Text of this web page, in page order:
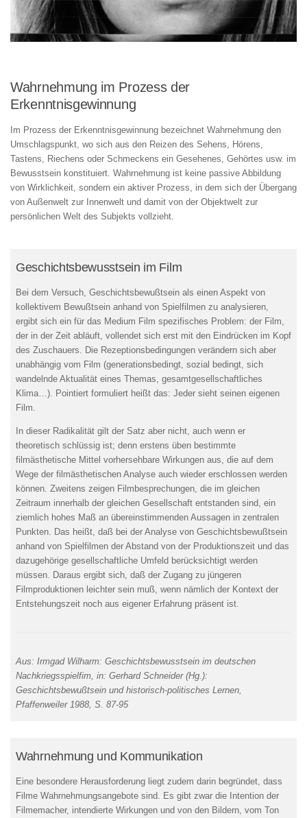
Wahrnehmung im Prozess der
Erkenntnisgewinnung
Im Prozess der Erkenntnisgewinnung bezeichnet Wahrnehmung den
Umschlagspunkt, wo sich aus den Reizen des Sehens, Hörens,
Tastens, Riechens oder Schmeckens ein Gesehenes, Gehörtes usw. im
Bewusstsein konstituiert. Wahrnehmung ist keine passive Abbildung
von Wirklichkeit, sondern ein aktiver Prozess, in dem sich der Übergang
von Außenwelt zur Innenwelt und damit von der Objektwelt zur
persönlichen Welt des Subjekts vollzieht.
Geschichtsbewusstsein im Film
Bei dem Versuch, Geschichtsbewußtsein als einen Aspekt von
kollektivem Bewußtsein anhand von Spielfilmen zu analysieren,
ergibt sich ein für das Medium Film spezifisches Problem: der Film,
der in der Zeit abläuft, vollen­det sich erst mit den Eindrücken im Kopf
des Zuschauers. Die Rezeptionsbe­dingungen verändern sich aber
unabhängig vom Film (generationsbedingt, sozial bedingt, sich
wandelnde Aktualität eines Themas, gesamtgesellschaftli­ches
Klima…). Pointiert formuliert heißt das: Jeder sieht seinen eigenen
Film.
In dieser Radikalität gilt der Satz aber nicht, auch wenn er
theoretisch schlüssig ist; denn erstens üben bestimmte
filmästhetische Mittel vorherseh­bare Wirkungen aus, die auf dem
Wege der filmästhetischen Analyse auch wieder erschlossen werden
können. Zweitens zeigen Filmbesprechungen, die im gleichen
Zeitraum innerhalb der gleichen Gesellschaft entstanden sind, ein
ziemlich hohes Maß an übereinstimmenden Aussagen in zentralen
Punk­ten. Das heißt, daß bei der Analyse von Geschichtsbewußtsein
anhand von Spielfilmen der Abstand von der Produktionszeit und das
dazugehörige gesell­schaftliche Umfeld berücksichtigt werden
müssen. Daraus ergibt sich, daß der Zugang zu jüngeren
Filmproduktionen leichter sein muß, wenn nämlich der Kontext der
Entstehungszeit noch aus eigener Erfahrung präsent ist.
Aus: Irmgad Wilharm: Geschichtsbewusstsein im deutschen
Nachkriegsspielfim, in: Gerhard Schneider (Hg.):
Geschichtsbewußtsein und historisch-politisches Lernen,
Pfaffenweiler 1988, S. 87-95
Wahrnehmung und Kommunikation
Eine besondere Herausforderung liegt zudem darin begründet, dass
Filme Wahrnehmungsangebote sind. Es gibt zwar die Intention der
Filmemacher, intendierte Wirkungen und von den Bildern, vom Ton